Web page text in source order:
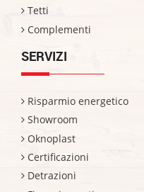
Tetti
Complementi
SERVIZI
Risparmio energetico
Showroom
Oknoplast
Certificazioni
Detrazioni